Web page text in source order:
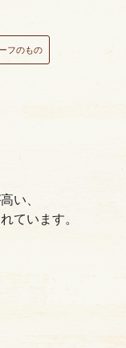
フのもの
い、
ています。